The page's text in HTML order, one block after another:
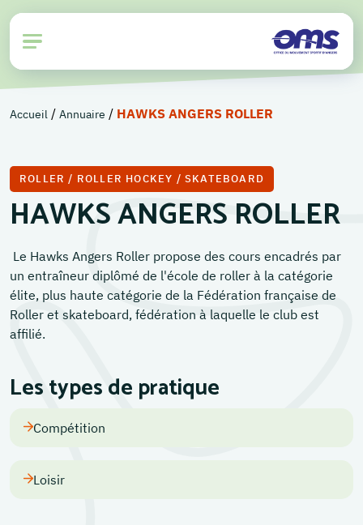
Accueil / Annuaire / HAWKS ANGERS ROLLER
ROLLER / ROLLER HOCKEY / SKATEBOARD
HAWKS ANGERS ROLLER
Le Hawks Angers Roller propose des cours encadrés par
un entraîneur diplômé de l'école de roller à la catégorie
élite, plus haute catégorie de la Fédération française de
Roller et skateboard, fédération à laquelle le club est
affilié.
Les types de pratique
Compétition
Loisir